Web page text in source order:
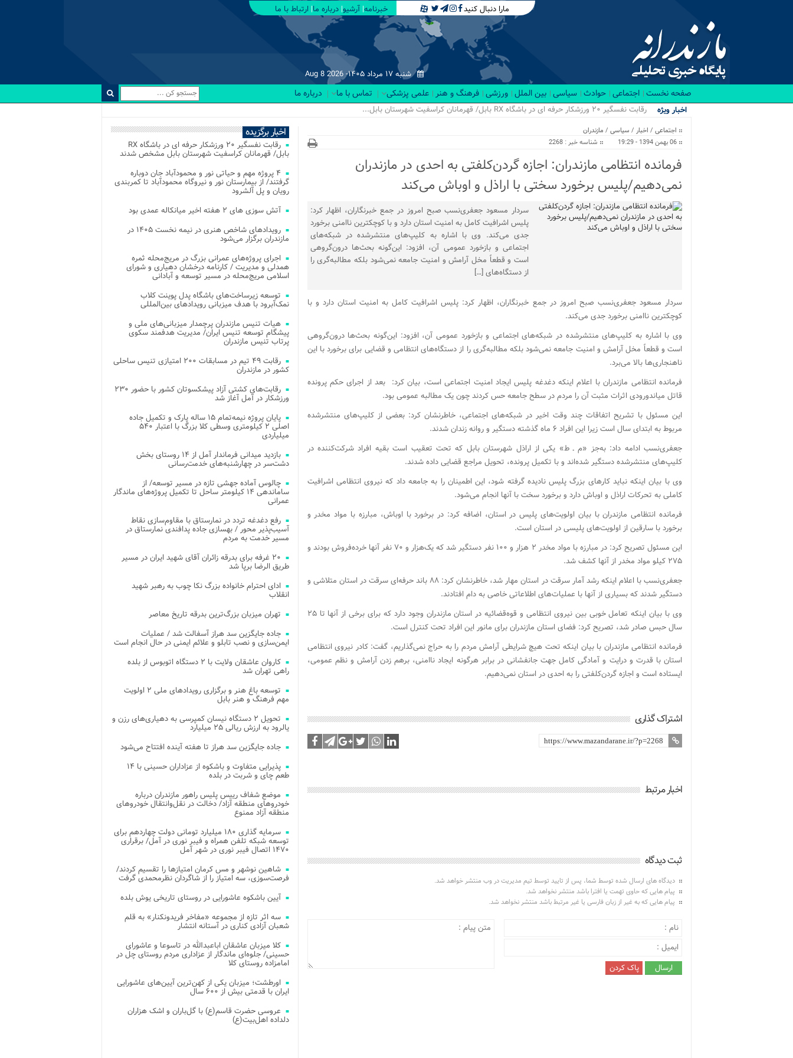
مارا دنبال کنید خبرنامه آرشیو درباره ما ارتباط با ما
شنبه ۱۷ مرداد ۱۴۰۵- Aug 8 2026
صفحه نخست اجتماعی حوادث سیاسی بین الملل ورزشی فرهنگ و هنر علمی پزشکی تماس با ما درباره ما
اخبار ویژه رقابت نفسگیر ۲۰ ورزشکار حرفه ای در باشگاه RX بابل/ قهرمانان کراسفیت شهرستان بابل...
اجتماعی / اخبار / سیاسی / مازندران
06 بهمن 1394 - 19:29
شناسه خبر : 2268
فرمانده انتظامی مازندران: اجازه گردن‌کلفتی به احدی در مازندران
نمی‌دهیم/پلیس برخورد سختی با اراذل و اوباش می‌کند
سردار مسعود جعفری‌نسب صبح امروز در جمع خبرنگاران، اظهار کرد:
پلیس اشرافیت کامل به امنیت استان دارد و با کوچکترین ناامنی برخورد
جدی می‌کند. وی با اشاره به کلیپ‌های منتشرشده در شبکه‌های
اجتماعی و بازخورد عمومی آن، افزود: این‌گونه بحث‌ها درون‌گروهی
است و قطعاً مخل آرامش و امنیت جامعه نمی‌شود بلکه مطالبه‌گری را
از دستگاه‌های […]
سردار مسعود جعفری‌نسب صبح امروز در جمع خبرنگاران، اظهار کرد: پلیس اشرافیت کامل به امنیت استان دارد و با
کوچکترین ناامنی برخورد جدی می‌کند.
وی با اشاره به کلیپ‌های منتشرشده در شبکه‌های اجتماعی و بازخورد عمومی آن، افزود: این‌گونه بحث‌ها درون‌گروهی
است و قطعاً مخل آرامش و امنیت جامعه نمی‌شود بلکه مطالبه‌گری را از دستگاه‌های انتظامی و قضایی برای برخورد با این
ناهنجاری‌ها بالا می‌برد.
فرمانده انتظامی مازندران با اعلام اینکه دغدغه پلیس ایجاد امنیت اجتماعی است، بیان کرد: بعد از اجرای حکم پرونده
قاتل میاندورودی اثرات مثبت آن را مردم در سطح جامعه حس کردند چون یک مطالبه عمومی بود.
این مسئول با تشریح اتفاقات چند وقت اخیر در شبکه‌های اجتماعی، خاطرنشان کرد: بعضی از کلیپ‌های منتشرشده
مربوط به ابتدای سال است زیرا این افراد ۶ ماه گذشته دستگیر و روانه زندان شدند.
جعفری‌نسب ادامه داد: به‌جز «م ـ ط» یکی از اراذل شهرستان بابل که تحت تعقیب است بقیه افراد شرکت‌کننده در
کلیپ‌های منتشرشده دستگیر شده‌اند و با تکمیل پرونده، تحویل مراجع قضایی داده شدند.
وی با بیان اینکه نباید کارهای بزرگ پلیس نادیده گرفته شود، این اطمینان را به جامعه داد که نیروی انتظامی اشرافیت
کاملی به تحرکات اراذل و اوباش دارد و برخورد سخت با آنها انجام می‌شود.
فرمانده انتظامی مازندران با بیان اولویت‌های پلیس در استان، اضافه کرد: در برخورد با اوباش، مبارزه با مواد مخدر و
برخورد با سارقین از اولویت‌های پلیسی در استان است.
این مسئول تصریح کرد: در مبارزه با مواد مخدر ۲ هزار و ۱۰۰ نفر دستگیر شد که یک‌هزار و ۷۰ نفر آنها خرده‌فروش بودند و
۲۷۵ کیلو مواد مخدر از آنها کشف شد.
جعفری‌نسب با اعلام اینکه رشد آمار سرقت در استان مهار شد، خاطرنشان کرد: ۸۸ باند حرفه‌ای سرقت در استان متلاشی و
دستگیر شدند که بسیاری از آنها با عملیات‌های اطلاعاتی خاصی به دام افتادند.
وی با بیان اینکه تعامل خوبی بین نیروی انتظامی و قوه‌قضائیه در استان مازندران وجود دارد که برای برخی از آنها تا ۲۵
سال حبس صادر شد، تصریح کرد: فضای استان مازندران برای مانور این افراد تحت کنترل است.
فرمانده انتظامی مازندران با بیان اینکه تحت هیچ شرایطی آرامش مردم را به حراج نمی‌گذاریم، گفت: کادر نیروی انتظامی
استان با قدرت و درایت و آمادگی کامل جهت جانفشانی در برابر هرگونه ایجاد ناامنی، برهم زدن آرامش و نظم عمومی،
ایستاده است و اجازه گردن‌کلفتی را به احدی در استان نمی‌دهیم.
اشتراک گذاری
اخبار مرتبط
ثبت دیدگاه
دیدگاه های ارسال شده توسط شما، پس از تایید توسط تیم مدیریت در وب منتشر خواهد شد.
پیام هایی که حاوی تهمت یا افترا باشد منتشر نخواهد شد.
پیام هایی که به غیر از زبان فارسی یا غیر مرتبط باشد منتشر نخواهد شد.
اخبار برگزیده
رقابت نفسگیر ۲۰ ورزشکار حرفه ای در باشگاه RX
بابل/ قهرمانان کراسفیت شهرستان بابل مشخص شدند
۴ پروژه مهم و حیاتی نور و محمودآباد جان دوباره
گرفتند/ از بیمارستان نور و نیروگاه محمودآباد تا کمربندی
رویان و پل آلشرود
آتش‌ سوزی‌ های ۲ هفته اخیر میانکاله عمدی بود
رویدادهای شاخص هنری در نیمه نخست ۱۴۰۵ در
مازندران برگزار می‌شود
اجرای پروژه‌های عمرانی بزرگ در مریج‌محله ثمره
همدلی و مدیریت / کارنامه درخشان دهیاری و شورای
اسلامی مریج‌محله در مسیر توسعه و آبادانی
توسعه زیرساخت‌های باشگاه پدل پوینت کلاب
نمک‌آبرود با هدف میزبانی رویدادهای بین‌المللی
هیات تنیس مازندران پرچمدار میزبانی‌های ملی و
پیشگام توسعه تنیس ایران/ مدیریت هدفمند سکوی
پرتاب تنیس مازندران
رقابت ۴۹ تیم در مسابقات ۲۰۰ امتیازی تنیس ساحلی
کشور در مازندران
رقابت‌های کشتی آزاد پیشکسوتان کشور با حضور ۲۳۰
ورزشکار در آمل آغاز شد
پایان پروژه نیمه‌تمام ۱۵ ساله پارک و تکمیل جاده
اصلی ۲ کیلومتری وسطی کلا بزرگ با اعتبار ۵۴۰
میلیاردی
بازدید میدانی فرماندار آمل از ۱۴ روستای بخش
دشت‌سر در چهارشنبه‌های خدمت‌رسانی
چالوس آماده جهشی تازه در مسیر توسعه/ از
ساماندهی ۱۴ کیلومتر ساحل تا تکمیل پروژه‌های ماندگار
عمرانی
رفع دغدغه تردد در نمارستاق با مقاوم‌سازی نقاط
آسیب‌پذیر محور / بهسازی جاده پدافندی نمارستاق در
مسیر خدمت به مردم
۲۰ غرفه برای بدرقه زائران آقای شهید ایران در مسیر
طریق الرضا برپا شد
ادای احترام خانواده بزرگ نکا چوب به رهبر شهید
انقلاب
تهران میزبان بزرگ‌ترین بدرقه تاریخ معاصر
جاده جایگزین سد هراز آسفالت شد / عملیات
ایمن‌سازی و نصب تابلو و علائم ایمنی در حال انجام است
کاروان عاشقان ولایت با ۲ دستگاه اتوبوس از بلده
راهی تهران شد
توسعه باغ هنر و برگزاری رویدادهای ملی ۲ اولویت
مهم فرهنگ و هنر بابل
تحویل ۲ دستگاه نیسان کمپرسی به دهیاری‌های رزن و
یالرود به ارزش ریالی ۲۵ میلیارد
جاده جایگزین سد هراز تا هفته آینده افتتاح می‌شود
پذیرایی متفاوت و باشکوه از عزاداران حسینی با ۱۴
طعم چای و شربت در بلده
موضع شفاف رییس پلیس راهور مازندران درباره
خودروهای منطقه آزاد/ دخالت در نقل‌وانتقال خودروهای
منطقه آزاد ممنوع
سرمایه گذاری ۱۸۰ میلیارد تومانی دولت چهاردهم برای
توسعه شبکه تلفن همراه و فیبر نوری در آمل/ برقراری
۱۴۷۰ اتصال فیبر نوری در شهر آمل
شاهین نوشهر و مس کرمان امتیازها را تقسیم کردند/
فرصت‌سوزی، سه امتیاز را از شاگردان نظرمحمدی گرفت
آیین باشکوه عاشورایی در روستای تاریخی یوش بلده
سه اثر تازه از مجموعه «مفاخر فریدونکنار» به قلم
شعبان آزادی کناری در آستانه انتشار
کلا میزبان عاشقان اباعبدالله در تاسوعا و عاشورای
حسینی/ جلوه‌ای ماندگار از عزاداری مردم روستای چل در
امامزاده روستای کلا
اورطشت؛ میزبان یکی از کهن‌ترین آیین‌های عاشورایی
ایران با قدمتی بیش از ۶۰۰ سال
عروسی حضرت قاسم(ع) با گل‌باران و اشک هزاران
دلداده اهل‌بیت(ع)